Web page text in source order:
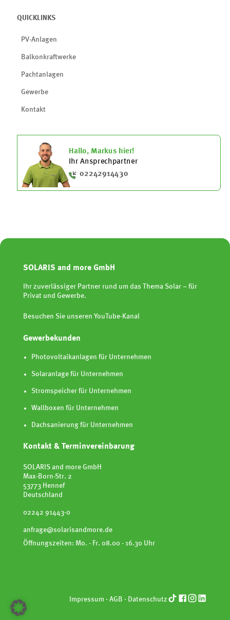
QUICKLINKS
PV-Anlagen
Balkonkraftwerke
Pachtanlagen
Gewerbe
Kontakt
Hallo, Markus hier!
Ihr Ansprechpartner
02242914430
SOLARIS and more GmbH
Ihr zuverlässiger Partner rund um das Thema Solar – für
Privat und Gewerbe.
Besuchen Sie unseren YouTube-Kanal
Gewerbekunden
Photovoltaikanlagen für Unternehmen
Solaranlage für Unternehmen
Stromspeicher für Unternehmen
Wallboxen für Unternehmen
Dachsanierung für Unternehmen
Kontakt & Terminvereinbarung
SOLARIS and more GmbH
Max-Born-Str. 2
53773 Hennef
Deutschland
02242 91443-0
anfrage@solarisandmore.de
Öffnungszeiten: Mo. - Fr. 08.00 - 16.30 Uhr
Impressum · AGB · Datenschutz